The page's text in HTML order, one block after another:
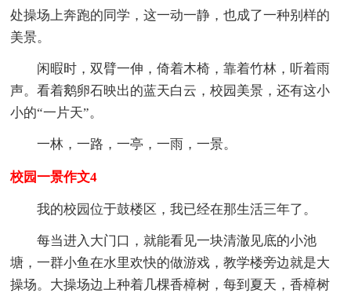
处操场上奔跑的同学，这一动一静，也成了一种别样的
美景。
闲暇时，双臂一伸，倚着木椅，靠着竹林，听着雨
声。看着鹅卵石映出的蓝天白云，校园美景，还有这小
小的“一片天”。
一林，一路，一亭，一雨，一景。
校园一景作文4
我的校园位于鼓楼区，我已经在那生活三年了。
每当进入大门口，就能看见一块清澈见底的小池
塘，一群小鱼在水里欢快的做游戏，教学楼旁边就是大
操场。大操场边上种着几棵香樟树，每到夏天，香樟树